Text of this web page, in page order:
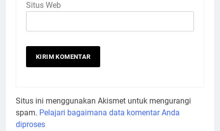
Situs Web
Situs ini menggunakan Akismet untuk mengurangi
spam. Pelajari bagaimana data komentar Anda
diproses